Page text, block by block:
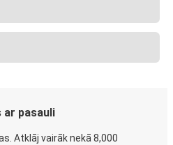
ar pasauli
Atklāj vairāk nekā 8,000